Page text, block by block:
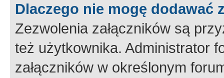
Dlaczego nie mogę dodawać
Zezwolenia załączników są
też użytkownika. Administrator
załączników w określonym